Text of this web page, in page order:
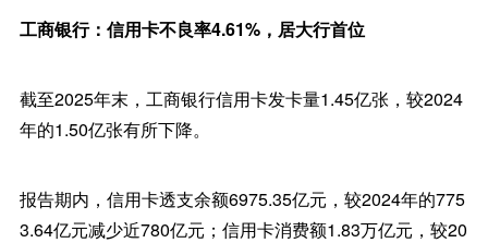
工商银行：信用卡不良率4.61%，居大行首位
截至2025年末，工商银行信用卡发卡量1.45亿张，较2024
年的1.50亿张有所下降。
报告期内，信用卡透支余额6975.35亿元，较2024年的775
3.64亿元减少近780亿元；信用卡消费额1.83万亿元，较20